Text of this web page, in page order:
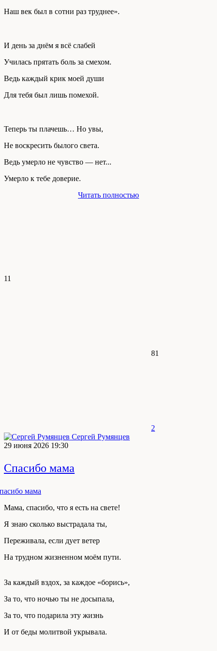
Наш век был в сотни раз труднее».
И день за днём я всё слабей
Училась прятать боль за смехом.
Ведь каждый крик моей души
Для тебя был лишь помехой.
Теперь ты плачешь… Но увы,
Не воскресить былого света.
Ведь умерло не чувство — нет...
Умерло к тебе доверие.
Читать полностью
11
81
2
Сергей Румянцев
29 июня 2026 19:30
Спасибо мама
Мама, спасибо, что я есть на свете!
Я знаю сколько выстрадала ты,
Переживала, если дует ветер
На трудном жизненном моём пути.
За каждый вздох, за каждое «борись»,
За то, что ночью ты не досыпала,
За то, что подарила эту жизнь
И от беды молитвой укрывала.